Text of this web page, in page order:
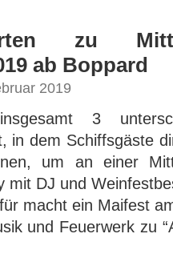
zu
ab Boppard
2019
3
in dem Schiffsgäste
um an einer
mit DJ und
macht ein Maifest
und Feuerwerk zu